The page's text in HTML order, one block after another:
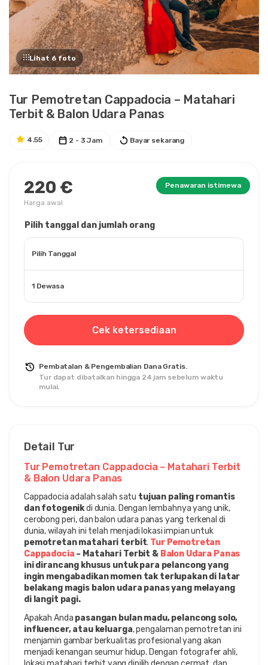
Lihat 6 foto
Tur Pemotretan Cappadocia – Matahari
Terbit & Balon Udara Panas
4.55 2 - 3 Jam Bayar sekarang
Penawaran istimewa
220 €
Harga awal
Pilih tanggal dan jumlah orang
Pilih Tanggal
1 Dewasa
Cek ketersediaan
Pembatalan & Pengembalian Dana Gratis.
Tur dapat dibatalkan hingga 24 jam sebelum waktu
mulai.
Detail Tur
Tur Pemotretan Cappadocia – Matahari Terbit
& Balon Udara Panas
Cappadocia adalah salah satu tujuan paling romantis
dan fotogenik di dunia. Dengan lembahnya yang unik,
cerobong peri, dan balon udara panas yang terkenal di
dunia, wilayah ini telah menjadi lokasi impian untuk
pemotretan matahari terbit. Tur Pemotretan
Cappadocia – Matahari Terbit & Balon Udara Panas
ini dirancang khusus untuk para pelancong yang
ingin mengabadikan momen tak terlupakan di latar
belakang magis balon udara panas yang melayang
di langit pagi.
Apakah Anda pasangan bulan madu, pelancong solo,
influencer, atau keluarga, pengalaman pemotretan ini
menjamin gambar berkualitas profesional yang akan
menjadi kenangan seumur hidup. Dengan fotografer ahli,